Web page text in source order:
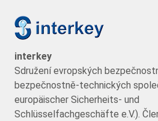
interkey
Sdružení evropských
bezpečnostně-technických
europäischer Sicherheits- und
Schlüsselfachgeschäfte e.V.).